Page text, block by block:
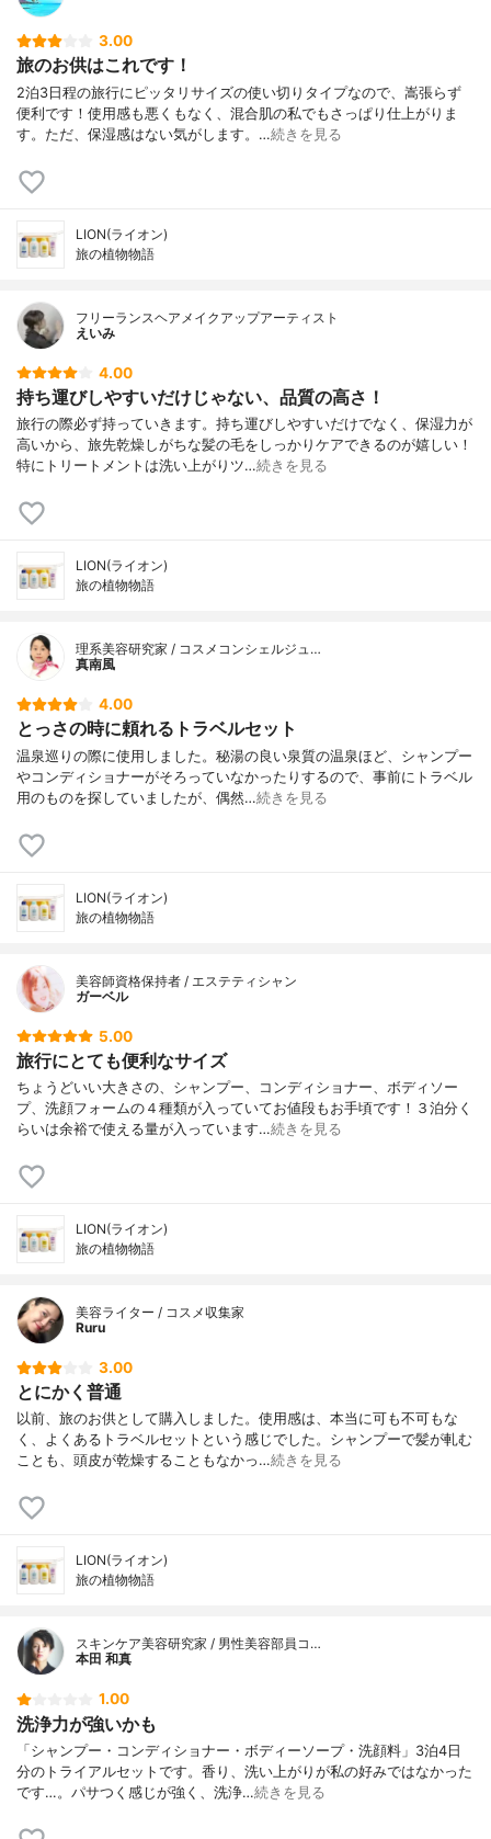
3.00
旅のお供はこれです！
2泊3日程の旅行にピッタリサイズの使い切りタイプなので、嵩張らず
便利です！使用感も悪くもなく、混合肌の私でもさっぱり仕上がりま
す。ただ、保湿感はない気がします。…続きを見る
LION(ライオン)
旅の植物物語
フリーランスヘアメイクアップアーティスト
えいみ
4.00
持ち運びしやすいだけじゃない、品質の高さ！
旅行の際必ず持っていきます。持ち運びしやすいだけでなく、保湿力が
高いから、旅先乾燥しがちな髪の毛をしっかりケアできるのが嬉しい！
特にトリートメントは洗い上がりツ…続きを見る
LION(ライオン)
旅の植物物語
理系美容研究家 / コスメコンシェルジュ…
真南風
4.00
とっさの時に頼れるトラベルセット
温泉巡りの際に使用しました。秘湯の良い泉質の温泉ほど、シャンプー
やコンディショナーがそろっていなかったりするので、事前にトラベル
用のものを探していましたが、偶然…続きを見る
LION(ライオン)
旅の植物物語
美容師資格保持者 / エステティシャン
ガーベル
5.00
旅行にとても便利なサイズ
ちょうどいい大きさの、シャンプー、コンディショナー、ボディソー
プ、洗顔フォームの４種類が入っていてお値段もお手頃です！３泊分く
らいは余裕で使える量が入っています…続きを見る
LION(ライオン)
旅の植物物語
美容ライター / コスメ収集家
Ruru
3.00
とにかく普通
以前、旅のお供として購入しました。使用感は、本当に可も不可もな
く、よくあるトラベルセットという感じでした。シャンプーで髪が軋む
ことも、頭皮が乾燥することもなかっ…続きを見る
LION(ライオン)
旅の植物物語
スキンケア美容研究家 / 男性美容部員コ…
本田 和真
1.00
洗浄力が強いかも
「シャンプー・コンディショナー・ボディーソープ・洗顔料」3泊4日
分のトライアルセットです。香り、洗い上がりが私の好みではなかった
です…。パサつく感じが強く、洗浄…続きを見る